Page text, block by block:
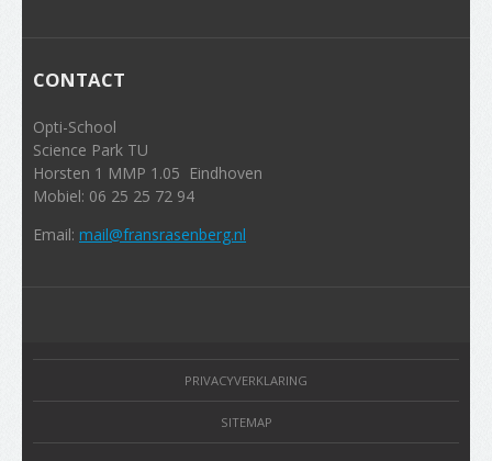
CONTACT
Opti-School
Science Park TU
Horsten 1 MMP 1.05 Eindhoven
Mobiel: 06 25 25 72 94
Email: mail@fransrasenberg.nl
PRIVACYVERKLARING
SITEMAP